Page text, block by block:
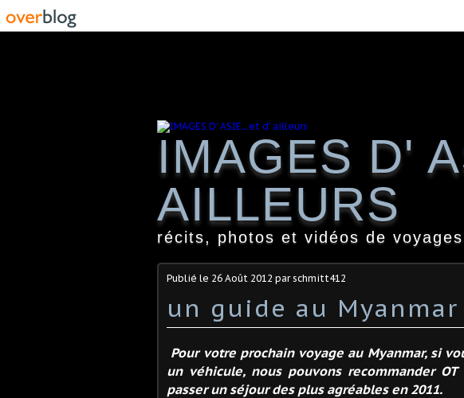
IMAGES D'
AILLEURS
récits, photos et vidéos de
Publié le 26 Août 2012 par schmitt412
un guide au
Pour votre prochain voyage au Myanmar, si
un véhicule, nous pouvons recommander
passer un séjour des plus agréables en 2011.